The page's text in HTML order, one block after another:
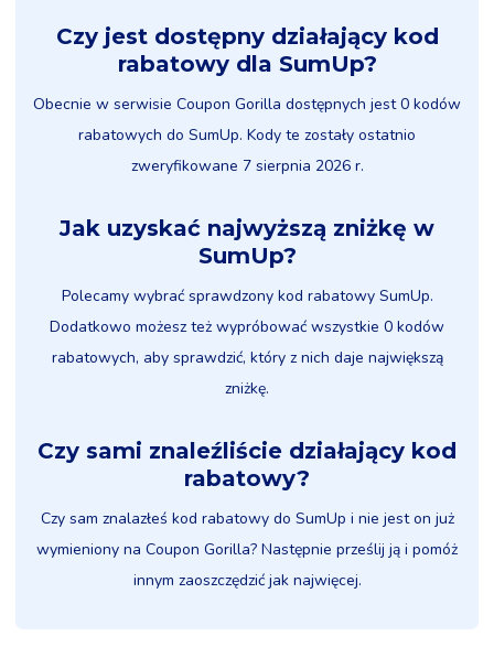
Czy jest dostępny działający kod
rabatowy dla SumUp?
Obecnie w serwisie Coupon Gorilla dostępnych jest 0 kodów
rabatowych do SumUp. Kody te zostały ostatnio
zweryfikowane 7 sierpnia 2026 r.
Jak uzyskać najwyższą zniżkę w
SumUp?
Polecamy wybrać sprawdzony kod rabatowy SumUp.
Dodatkowo możesz też wypróbować wszystkie 0 kodów
rabatowych, aby sprawdzić, który z nich daje największą
zniżkę.
Czy sami znaleźliście działający kod
rabatowy?
Czy sam znalazłeś kod rabatowy do SumUp i nie jest on już
wymieniony na Coupon Gorilla? Następnie prześlij ją i pomóż
innym zaoszczędzić jak najwięcej.